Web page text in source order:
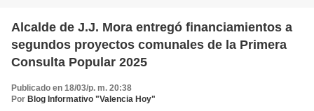
Alcalde de J.J. Mora entregó financiamientos a
segundos proyectos comunales de la Primera
Consulta Popular 2025
Publicado en 18/03/p. m. 20:38
Por Blog Informativo "Valencia Hoy"